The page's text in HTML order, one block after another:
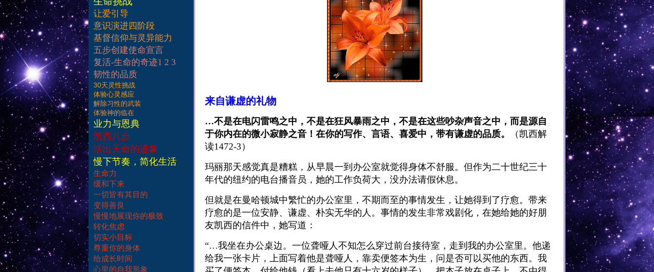
来自谦虚的礼物
…不是在电闪雷鸣之中，不是在狂风暴雨之中，不是在这些吵杂声音之中，而是源自
于你内在的微小寂静之音！在你的写作、言语、喜爱中，带有谦虚的品质。
（凯西解
读1472-3）
玛丽那天感觉真是糟糕，从早晨一到办公室就觉得身体不舒服。但作为二十世纪三十
年代的纽约的电台播音员，她的工作负荷大，没办法请假休息。
但就是在曼哈顿城中繁忙的办公室里，不期而至的事情发生，让她得到了疗愈。带来
疗愈的是一位安静、谦虚、朴实无华的人。事情的发生非常戏剧化，在她给她的好朋
友凯西的信件中，她写道：
“…我坐在办公桌边。一位聋哑人不知怎么穿过前台接待室，走到我的办公室里。他递
给我一张卡片，上面写着他是聋哑人，靠卖便签本为生，问是否可以买他的东西。我
让爱引导
意识演进四阶段
基督信仰与灵异能力
五步创建使命宣言
复活-生命的奇迹1 2 3
韧性的品质
30天灵性挑战
体验心灵感应
解除习性的武装
体验神的临在
业力与恩典
凯西八步
活出天命的迹象
慢下节奏，简化生活
生命力
缓和下来
一切皆有其目的
变得善良
慢慢地展现你的极致
转化焦虑
切实小目标
尊重你的身体
给成长时间
心里的自我形象